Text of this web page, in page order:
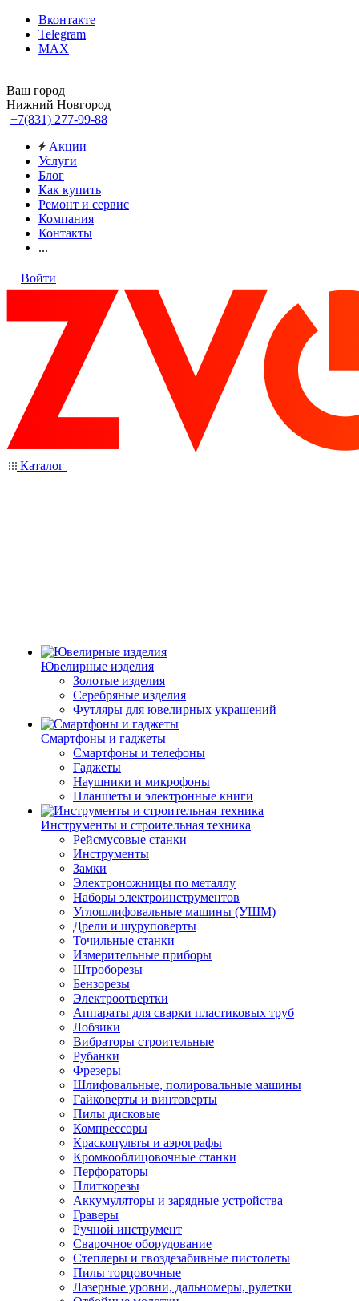
Вконтакте
Telegram
MAX
Ваш город
Нижний Новгород
+7(831) 277-99-88
Акции
Услуги
Блог
Как купить
Ремонт и сервис
Компания
Контакты
...
Войти
Каталог
Ювелирные изделия
Золотые изделия
Серебряные изделия
Футляры для ювелирных украшений
Смартфоны и гаджеты
Смартфоны и телефоны
Гаджеты
Наушники и микрофоны
Планшеты и электронные книги
Инструменты и строительная техника
Рейсмусовые станки
Инструменты
Замки
Электроножницы по металлу
Наборы электроинструментов
Углошлифовальные машины (УШМ)
Дрели и шуруповерты
Точильные станки
Измерительные приборы
Штроборезы
Бензорезы
Электроотвертки
Аппараты для сварки пластиковых труб
Лобзики
Вибраторы строительные
Рубанки
Фрезеры
Шлифовальные, полировальные машины
Гайковерты и винтоверты
Пилы дисковые
Компрессоры
Краскопульты и аэрографы
Кромкооблицовочные станки
Перфораторы
Плиткорезы
Аккумуляторы и зарядные устройства
Граверы
Ручной инструмент
Сварочное оборудование
Степлеры и гвоздезабивные пистолеты
Пилы торцовочные
Лазерные уровни, дальномеры, рулетки